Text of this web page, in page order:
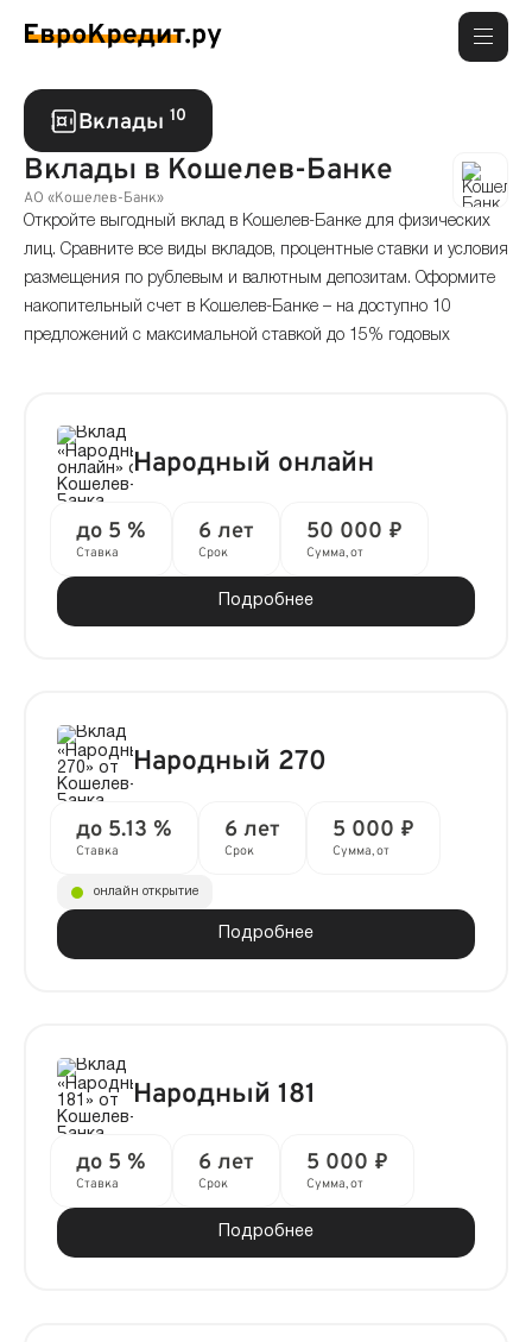
Вклады 10
Вклады в Кошелев-Банке
АО «Кошелев-Банк»
Откройте выгодный вклад в Кошелев-Банке для физических
лиц. Сравните все виды вкладов, процентные ставки и условия
размещения по рублевым и валютным депозитам. Оформите
накопительный счет в Кошелев-Банке – на доступно 10
предложений с максимальной ставкой до 15% годовых
Народный онлайн
до 5 %
Ставка
6 лет
Срок
50 000 ₽
Сумма, от
Подробнее
Народный 270
до 5.13 %
Ставка
6 лет
Срок
5 000 ₽
Сумма, от
Подробнее
онлайн открытие
Народный 181
до 5 %
Ставка
6 лет
Срок
5 000 ₽
Сумма, от
Подробнее